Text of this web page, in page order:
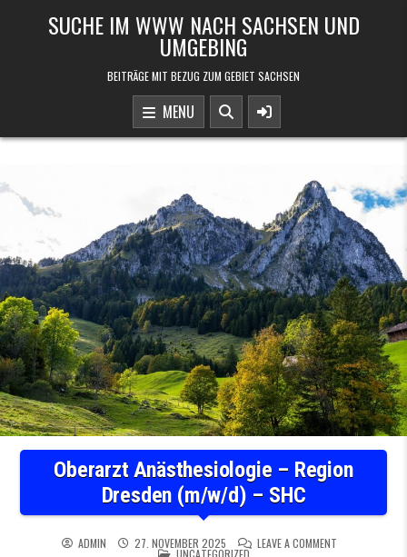
SUCHE IM WWW NACH SACHSEN UND
UMGEBING
BEITRÄGE MIT BEZUG ZUM GEBIET SACHSEN
MENU
Oberarzt Anästhesiologie – Region
Dresden (m/w/d) – SHC
ADMIN 27. NOVEMBER 2025 LEAVE A COMMENTON OBERARZT
POSTED IN
UNCATEGORIZED